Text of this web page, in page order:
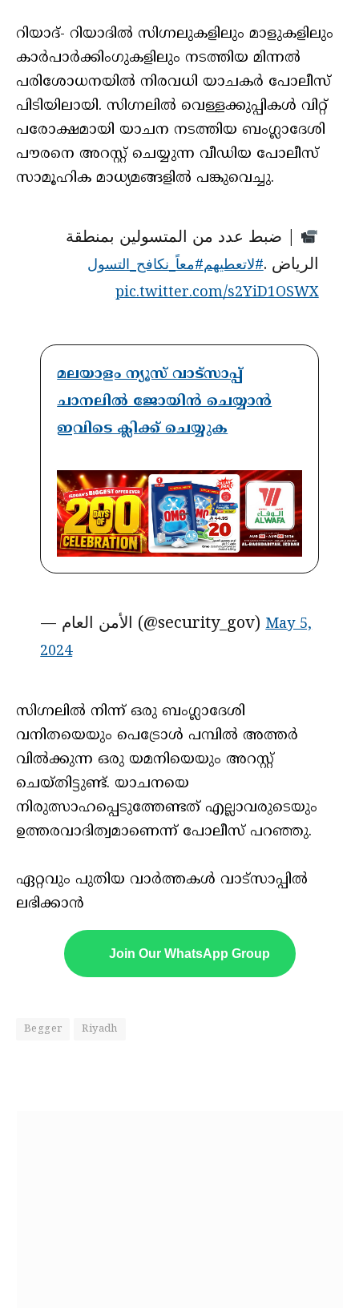
റിയാദ്- റിയാദില്‍ സിഗ്നലുകളിലും മാളുകളിലും
കാര്‍പാര്‍ക്കിംഗുകളിലും നടത്തിയ മിന്നല്‍
പരിശോധനയില്‍ നിരവധി യാചകര്‍ പോലീസ്
പിടിയിലായി. സിഗ്നലില്‍ വെള്ളക്കുപ്പികള്‍ വിറ്റ്
പരോക്ഷമായി യാചന നടത്തിയ ബംഗ്ലാദേശി
പൗരനെ അറസ്റ്റ് ചെയ്യുന്ന വീഡിയ പോലീസ്
സാമൂഹിക മാധ്യമങ്ങളില്‍ പങ്കുവെച്ചു.
| ضبط عدد من المتسولين بمنطقة
الرياض .#لاتعطيهم#معاً_نكافح_التسول
pic.twitter.com/s2YiD1OSWX
മലയാളം ന്യൂസ് വാട്സാപ്പ്
ചാനലിൽ ജോയിൻ ചെയ്യാൻ
ഇവിടെ ക്ലിക്ക് ചെയ്യുക
— الأمن العام (@security_gov)May 5,
2024
സിഗ്നലില്‍ നിന്ന് ഒരു ബംഗ്ലാദേശി
വനിതയെയും പെട്രോള്‍ പമ്പില്‍ അത്തര്‍
വില്‍ക്കുന്ന ഒരു യമനിയെയും അറസ്റ്റ്
ചെയ്തിട്ടുണ്ട്. യാചനയെ
നിരുത്സാഹപ്പെടുത്തേണ്ടത് എല്ലാവരുടെയും
ഉത്തരവാദിത്വമാണെന്ന് പോലീസ് പറഞ്ഞു.
ഏറ്റവും പുതിയ വാർത്തകൾ വാട്സാപ്പിൽ
ലഭിക്കാൻ
Join Our WhatsApp Group
Begger Riyadh